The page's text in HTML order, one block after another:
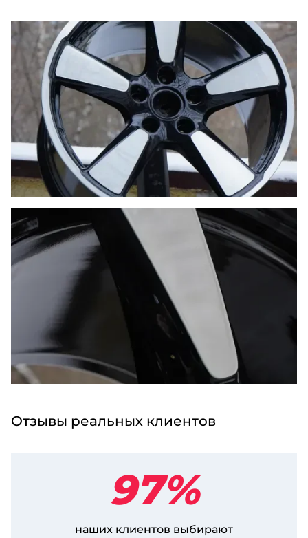
Отзывы реальных клиентов
97%
наших клиентов выбирают